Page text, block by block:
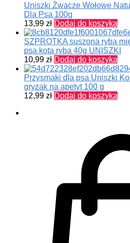
Uniszki Żwacze Wołowe
Dla Psa 100g
13,99 zł Dodaj do koszyka
SZPROTKA suszona ryba
psa kota ryba 40g UNISZKI
10,99 zł Dodaj do koszyka
Przysmaki dla psa Uniszki
gryzak na apetyt 100 g
12,99 zł Dodaj do koszyka